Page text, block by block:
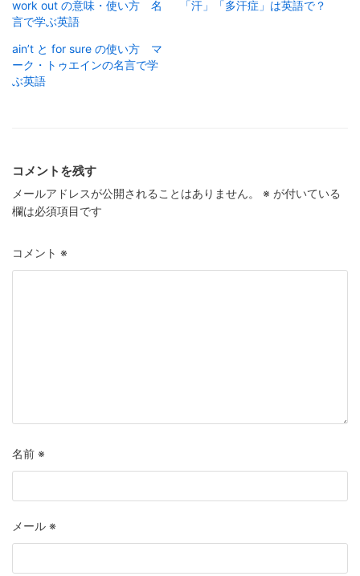
work out の意味・使い方 名
言で学ぶ英語
「汗」「多汗症」は英語で？
ain’t と for sure の使い方 マ
ーク・トゥエインの名言で学
ぶ英語
コメントを残す
メールアドレスが公開されることはありません。 ※ が付いている
欄は必須項目です
コメント ※
名前 ※
メール ※